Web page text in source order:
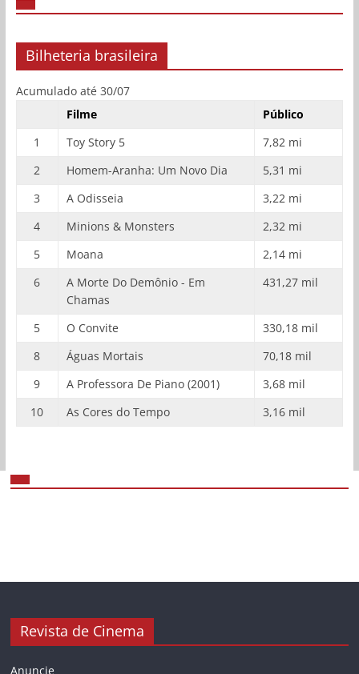
Bilheteria brasileira
Acumulado até 30/07
Filme
Público
1
Toy Story 5
7,82 mi
2
Homem-Aranha: Um Novo Dia
5,31 mi
3
A Odisseia
3,22 mi
4
Minions & Monsters
2,32 mi
5
Moana
2,14 mi
6
A Morte Do Demônio - Em
Chamas
431,27 mil
5 O Convite
330,18 mil
8
Águas Mortais
70,18 mil
9
A Professora De Piano (2001)
3,68 mil
10
As Cores do Tempo 3,16 mil
Revista de Cinema
Anuncie